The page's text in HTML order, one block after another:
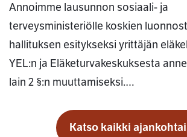
Annoimme lausunnon sosiaali- ja
terveysministeriölle koskien
hallituksen esitykseksi yrittäjän
YEL:n ja Eläketurvakeskuksesta
lain 2 §:n muuttamiseksi.…
Katso kaikki